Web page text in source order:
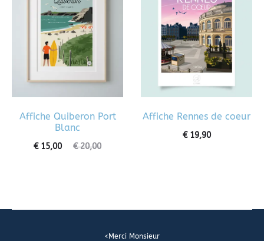
Affiche Quiberon Port
Blanc
€20,00
€15,00
Affiche Rennes de coeur
€19,90
<Merci Monsieur